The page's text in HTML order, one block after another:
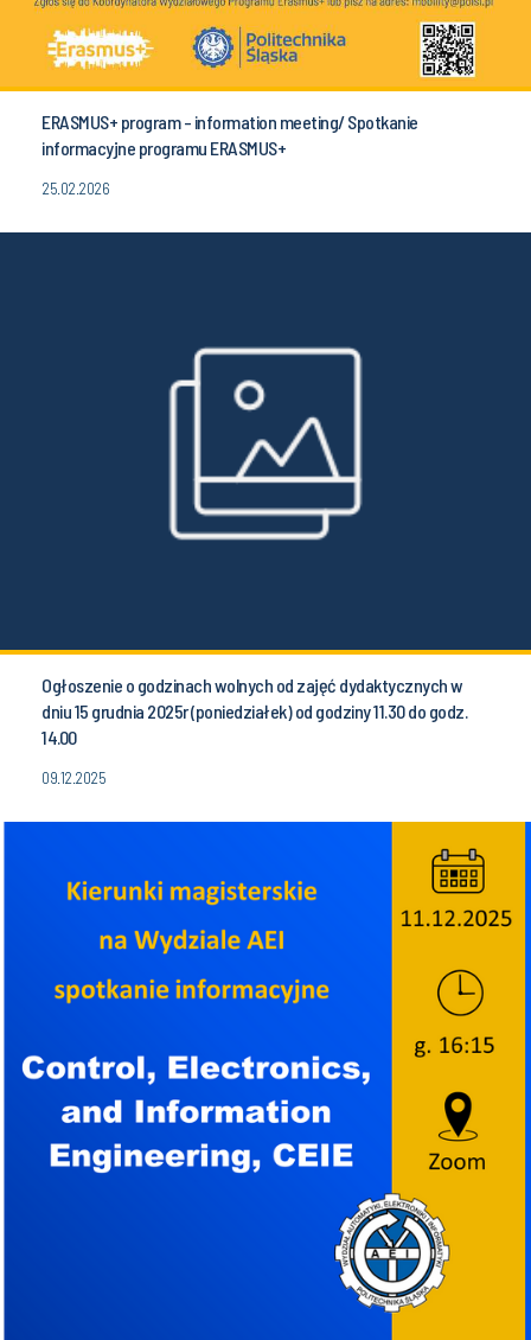
ERASMUS+ program - information meeting/ Spotkanie
informacyjne programu ERASMUS+
25.02.2026
Ogłoszenie o godzinach wolnych od zajęć dydaktycznych w
dniu 15 grudnia 2025r (poniedziałek) od godziny 11.30 do godz.
14.00
09.12.2025